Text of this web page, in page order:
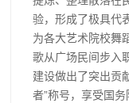
验，形成了极具代
为各大艺术院校舞
歌从广场民间步入
建设做出了突出贡
者”称号，享受国